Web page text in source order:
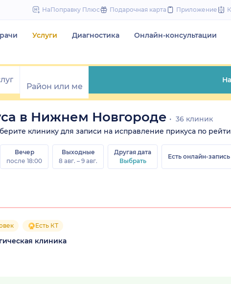
to
НаПоправку Плюс Подарочная карта Приложение
Услуги Диагностика Онлайн-консультации
в Нижнем Новгороде
36 клиник
клинику для записи на исправление прикуса по
Вечер
после 18:00
Выходные
8 авг. – 9 авг.
Другая дата
Выбрать
Есть онлайн-запись
Есть КТ
клиника